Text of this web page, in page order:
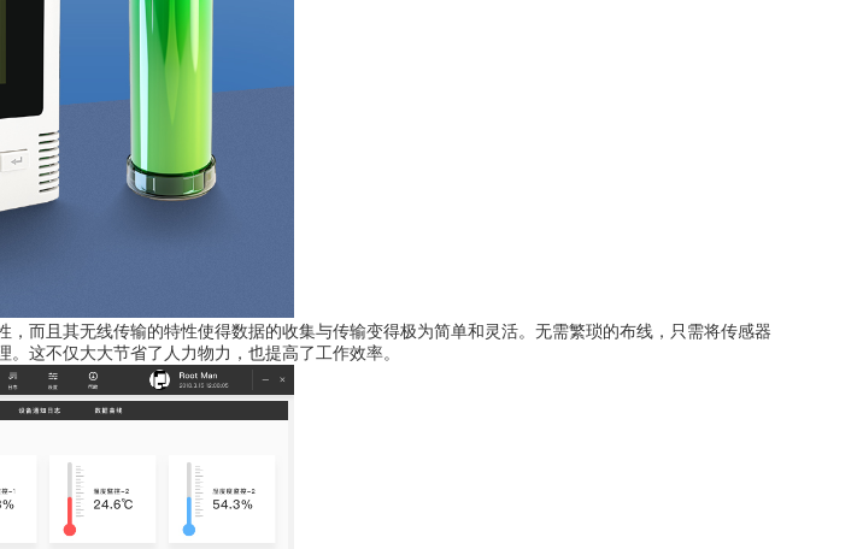
，而且其无线传输的特性使得数据的收集与传输变得极为简单和灵活。无需繁琐的布线，只需将传感器
这不仅大大节省了人力物力，也提高了工作效率。